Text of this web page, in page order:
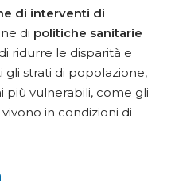
di interventi di
di politiche sanitarie
ridurre le disparità e
gli strati di popolazione,
più vulnerabili, come gli
in condizioni di